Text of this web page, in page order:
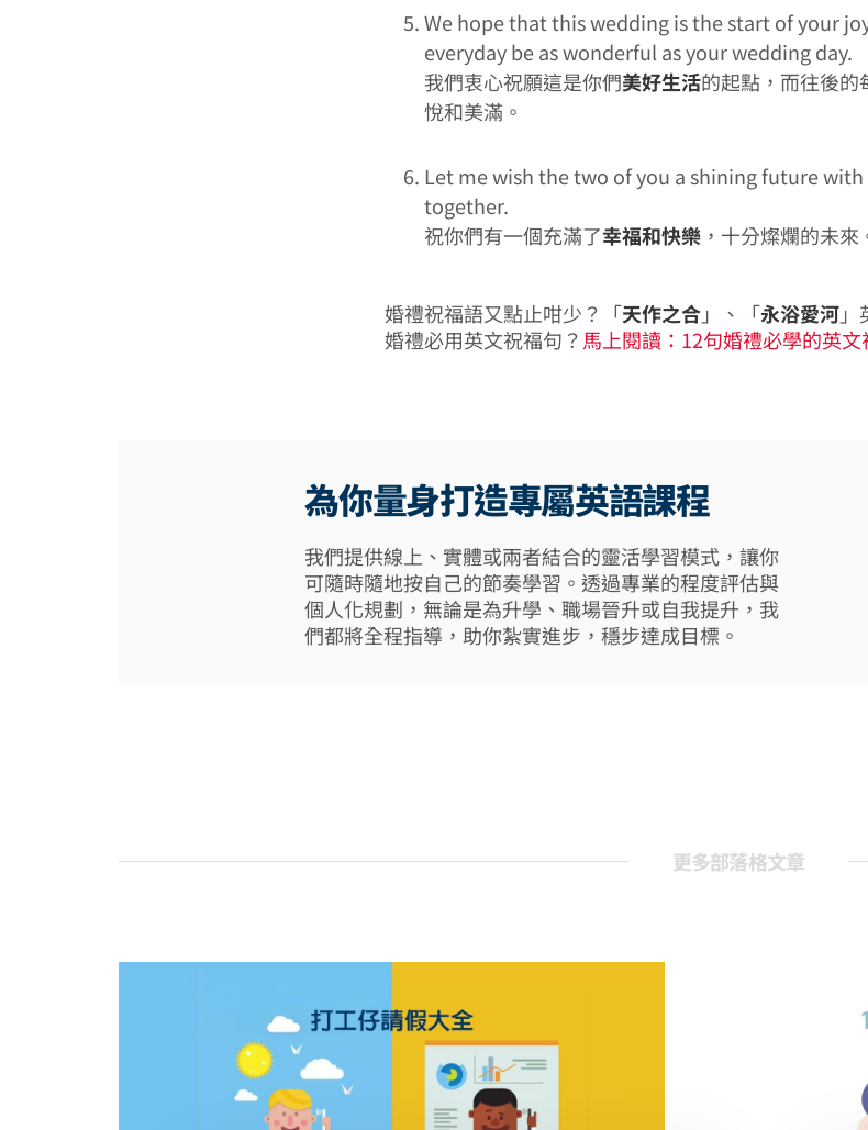
We hope that this wedding is the start of your
everyday be as wonderful as your wedding day.
我們衷心祝願這是你們美好生活的起點，而往後的
悅和美滿。
Let me wish the two of you a shining future
together.
祝你們有一個充滿了幸福和快樂，十分燦爛的未來
婚禮祝福語又點止咁少？「天作之合」、「永浴愛河」
婚禮必用英文祝福句？ 馬上閱讀：12句婚禮必學的英文
為你量身打造專屬英語課程
我們提供線上、實體或兩者結合的靈活學習模式，讓你
可隨時隨地按自己的節奏學習。透過專業的程度評估與
個人化規劃，無論是為升學、職場晉升或自我提升，我
們都將全程指導，助你紮實進步，穩步達成目標。
更多部落格文章